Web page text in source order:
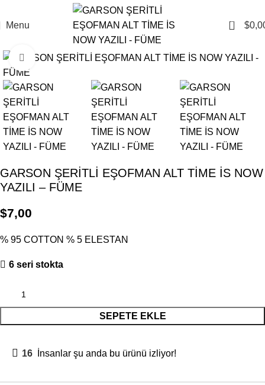
Menu 0 $
Click to enlarge
GARSON ŞERİTLİ EŞOFMAN ALT TİME İS NOW
YAZILI – FÜME
$7,00
% 95 COTTON % 5 ELESTAN
6 seri stokta
SEPETE EKLE
16 İnsanlar şu anda bu ürünü izliyor!